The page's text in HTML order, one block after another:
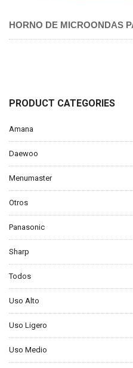
HORNO DE MICROONDAS
PRODUCT CATEGORIES
Amana
Daewoo
Menumaster
Otros
Panasonic
Sharp
Todos
Uso Alto
Uso Ligero
Uso Medio